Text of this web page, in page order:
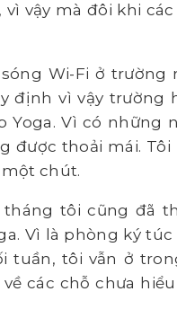
vậy mà đôi khi
Wi-Fi ở trường
vì vậy trường
Vì có những
được thoải mái.
chút.
tôi cũng đã
Vì là phòng ký túc
tuần, tôi vẫn ở
các chỗ chưa